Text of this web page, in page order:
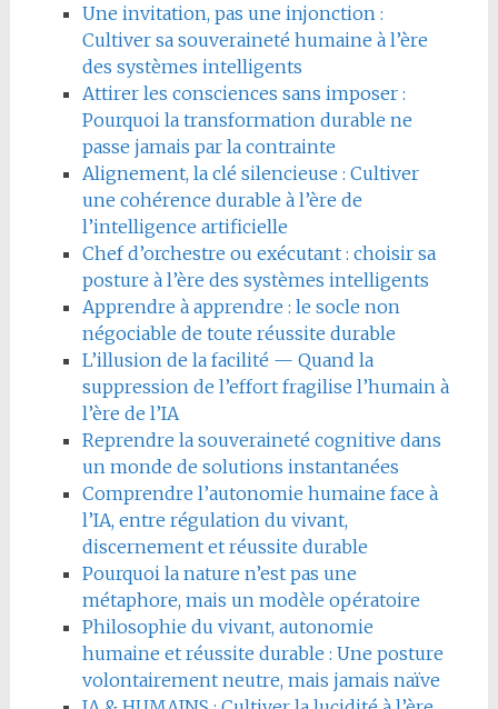
Une invitation, pas une injonction :
Cultiver sa souveraineté humaine à l’ère
des systèmes intelligents
Attirer les consciences sans imposer :
Pourquoi la transformation durable ne
passe jamais par la contrainte
Alignement, la clé silencieuse : Cultiver
une cohérence durable à l’ère de
l’intelligence artificielle
Chef d’orchestre ou exécutant : choisir sa
posture à l’ère des systèmes intelligents
Apprendre à apprendre : le socle non
négociable de toute réussite durable
L’illusion de la facilité — Quand la
suppression de l’effort fragilise l’humain à
l’ère de l’IA
Reprendre la souveraineté cognitive dans
un monde de solutions instantanées
Comprendre l’autonomie humaine face à
l’IA, entre régulation du vivant,
discernement et réussite durable
Pourquoi la nature n’est pas une
métaphore, mais un modèle opératoire
Philosophie du vivant, autonomie
humaine et réussite durable : Une posture
volontairement neutre, mais jamais naïve